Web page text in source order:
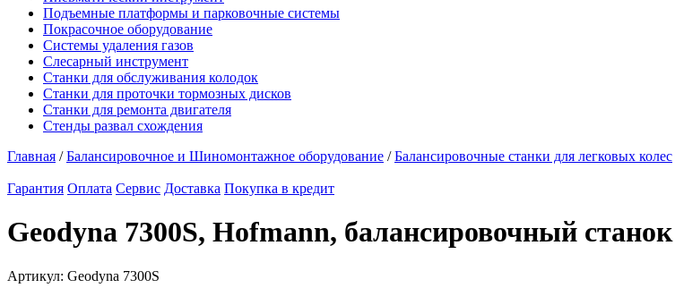
Подъемные платформы и парковочные системы
Покрасочное оборудование
Системы удаления газов
Слесарный инструмент
Станки для обслуживания колодок
Станки для проточки тормозных дисков
Станки для ремонта двигателя
Стенды развал схождения
Главная /Балансировочное и Шиномонтажное оборудование /Балансировочные станки для легковых колес
Гарантия Оплата Сервис Доставка Покупка в кредит
Geodyna 7300S, Hofmann, балансировочный станок
Артикул: Geodyna 7300S